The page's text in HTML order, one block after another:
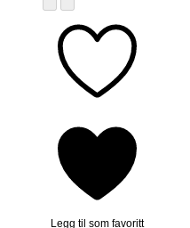
Legg til som favoritt